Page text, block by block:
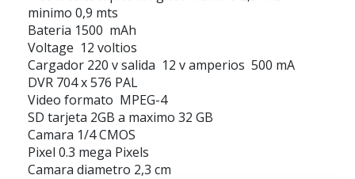
minimo 0,9 mts
Bateria 1500 mAh
Voltage 12 voltios
Cargador 220 v salida 12 v amperios 500 mA
DVR 704 x 576 PAL
Video formato MPEG-4
SD tarjeta 2GB a maximo 32 GB
Camara 1/4 CMOS
Pixel 0.3 mega Pixels
Camara diametro 2,3 cm